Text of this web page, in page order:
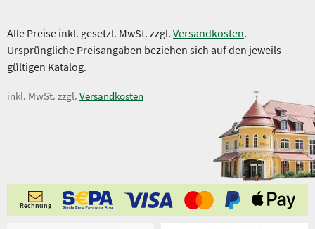
Alle Preise inkl. gesetzl. MwSt. zzgl. Versandkosten.
Ursprüngliche Preisangaben beziehen sich auf den jeweils
gültigen Katalog.
inkl. MwSt. zzgl. Versandkosten
Rechnung